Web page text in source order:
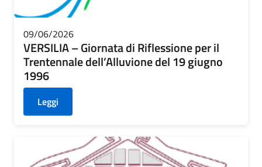
09/06/2026
VERSILIA – Giornata di Riflessione per il
Trentennale dell’Alluvione del 19 giugno
1996
Leggi